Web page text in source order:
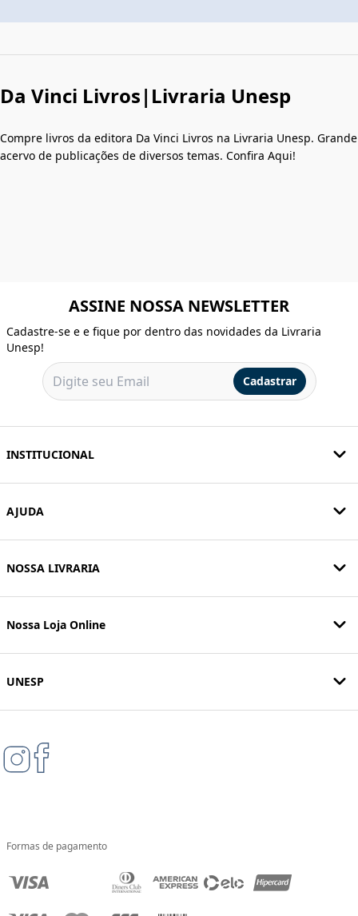
Da Vinci Livros|Livraria Unesp
Compre livros da editora Da Vinci Livros na Livraria Unesp. Grande
acervo de publicações de diversos temas. Confira Aqui!
ASSINE NOSSA NEWSLETTER
Cadastre-se e e fique por dentro das novidades da Livraria
Unesp!
Cadastrar
INSTITUCIONAL
AJUDA
NOSSA LIVRARIA
Nossa Loja Online
UNESP
Formas de pagamento